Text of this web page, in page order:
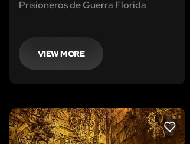
Prisioneros de Guerra Florida
VIEW MORE
LIKE